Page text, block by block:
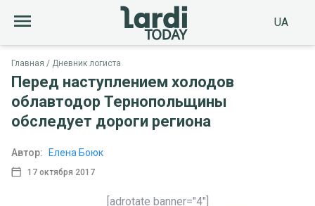
UA
Главная Дневник логиста
Перед наступлением холодов
облавтодор Тернопольщины
обследует дороги региона
17 октября 2017
Автор: Елена Боюк
[adrotate banner="4"]